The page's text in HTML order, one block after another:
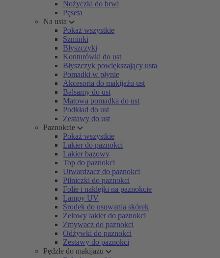
Nożyczki do brwi
Pęseta
Na usta
Pokaż wszystkie
Szminki
Błyszczyki
Konturówki do ust
Błyszczyk powiększający usta
Pomadki w płynie
Akcesoria do makijażu ust
Balsamy do ust
Matowa pomadka do ust
Podkład do ust
Zestawy do ust
Paznokcie
Pokaż wszystkie
Lakier do paznokci
Lakier bazowy
Top do paznokci
Utwardzacz do paznokci
Pilniczki do paznokci
Folie i naklejki na paznokcie
Lampy UV
Środek do usuwania skórek
Żelowy lakier do paznokci
Zmywacz do paznokci
Odżywki do paznokci
Zestawy do paznokci
Pędzle do makijażu